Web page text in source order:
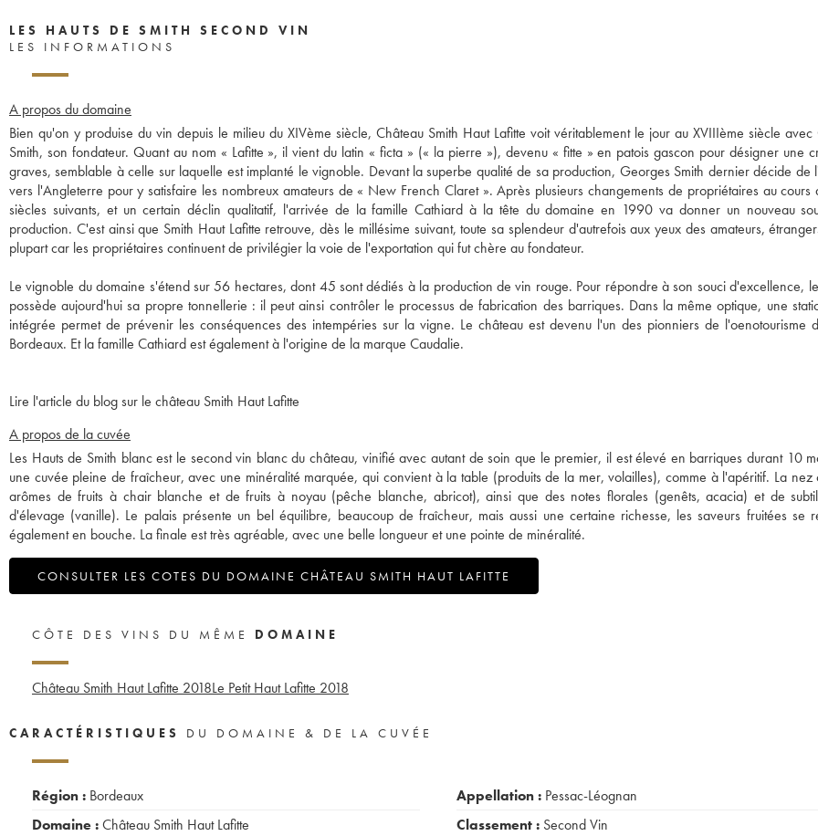
LES HAUTS DE SMITH SECOND VIN
LES INFORMATIONS
A propos du domaine
Bien qu'on y produise du vin depuis le milieu du XIVème siècle, Château Smith Haut Lafitte voit véritablement le jour au XVIIIème siècle
Smith, son fondateur. Quant au nom « Lafitte », il vient du latin « ficta » (« la pierre »), devenu « fitte » en patois gascon pour désigner une
graves, semblable à celle sur laquelle est implanté le vignoble. Devant la superbe qualité de sa production, Georges Smith dernier décide de
vers l'Angleterre pour y satisfaire les nombreux amateurs de « New French Claret ». Après plusieurs changements de propriétaires au cours
siècles suivants, et un certain déclin qualitatif, l'arrivée de la famille Cathiard à la tête du domaine en 1990 va donner un nouveau
production. C'est ainsi que Smith Haut Lafitte retrouve, dès le millésime suivant, toute sa splendeur d'autrefois aux yeux des amateurs,
plupart car les propriétaires continuent de privilégier la voie de l'exportation qui fut chère au fondateur.
Le vignoble du domaine s'étend sur 56 hectares, dont 45 sont dédiés à la production de vin rouge. Pour répondre à son souci d'excellence,
possède aujourd'hui sa propre tonnellerie : il peut ainsi contrôler le processus de fabrication des barriques. Dans la même optique, une
intégrée permet de prévenir les conséquences des intempéries sur la vigne. Le château est devenu l'un des pionniers de l'oenotourisme
Bordeaux. Et la famille Cathiard est également à l'origine de la marque Caudalie.
Lire l'article du blog sur le château Smith Haut Lafitte
A propos de la cuvée
Les Hauts de Smith blanc est le second vin blanc du château, vinifié avec autant de soin que le premier, il est élevé en barriques durant 10
une cuvée pleine de fraîcheur, avec une minéralité marquée, qui convient à la table (produits de la mer, volailles), comme à l'apéritif. La nez
arômes de fruits à chair blanche et de fruits à noyau (pêche blanche, abricot), ainsi que des notes florales (genêts, acacia) et de
d'élevage (vanille). Le palais présente un bel équilibre, beaucoup de fraîcheur, mais aussi une certaine richesse, les saveurs fruitées se
également en bouche. La finale est très agréable, avec une belle longueur et une pointe de minéralité.
CONSULTER LES COTES DU DOMAINE CHÂTEAU SMITH HAUT LAFITTE
CÔTE DES VINS DU MÊME DOMAINE
Château Smith Haut Lafitte 2018Le Petit Haut Lafitte 2018
CARACTÉRISTIQUES DU DOMAINE & DE LA CUVÉE
Région : Bordeaux
Domaine :Château Smith Haut Lafitte
Appellation : Pessac-Léognan
Classement : Second Vin